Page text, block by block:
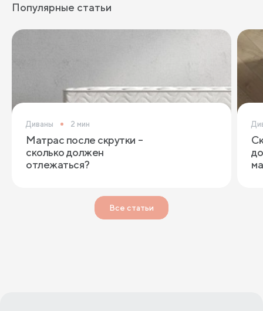
Популярные статьи
Диваны 2 мин
Матрас после скрутки –
сколько должен
отлежаться?
Все статьи